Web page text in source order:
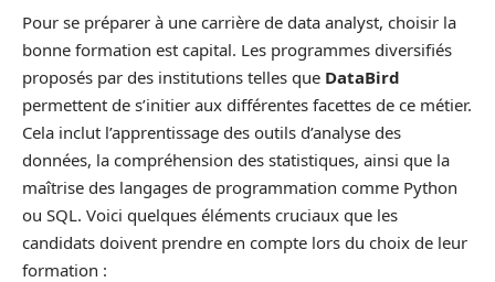
Pour se préparer à une carrière de data analyst, choisir la
bonne formation est capital. Les programmes diversifiés
proposés par des institutions telles que DataBird
permettent de s’initier aux différentes facettes de ce métier.
Cela inclut l’apprentissage des outils d’analyse des
données, la compréhension des statistiques, ainsi que la
maîtrise des langages de programmation comme Python
ou SQL. Voici quelques éléments cruciaux que les
candidats doivent prendre en compte lors du choix de leur
formation :